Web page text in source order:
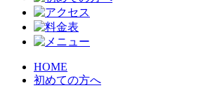
HOME
初めての方へ